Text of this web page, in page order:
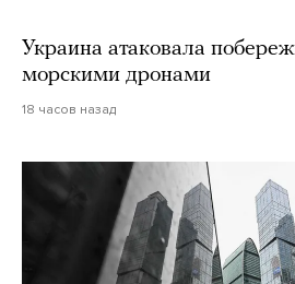
Украина атаковала
морскими дронами
18 часов назад